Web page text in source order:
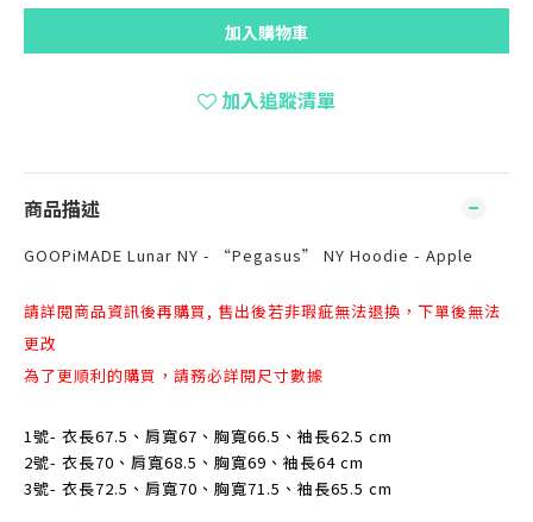
加入購物車
加入追蹤清單
商品描述
GOOPiMADE Lunar NY - “Pegasus” NY Hoodie - Apple
請詳閱商品資訊後再購買, 售出後若非瑕疵無法退換，下單後無法
更改
為了更順利的購買，請務必詳閱尺寸數據
1號- 衣長67.5、肩寬67、胸寬66.5、袖長62.5 cm
2號- 衣長70、肩寬68.5、胸寬69、袖長64 cm
3號- 衣長72.5、肩寬70、胸寬71.5、袖長65.5 cm